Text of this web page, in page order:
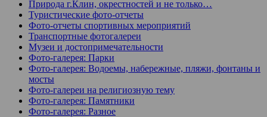
Природа г.Клин, окрестностей и не только…
Туристические фото-отчеты
Фото-отчеты спортивных мероприятий
Транспортные фотогалереи
Музеи и достопримечательности
Фото-галерея: Парки
Фото-галерея: Водоемы, набережные, пляжи, фонтаны и
мосты
Фото-галереи на религиозную тему
Фото-галерея: Памятники
Фото-галерея: Разное